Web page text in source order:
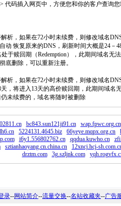
代码插入网页中，方便您和你的客户查询
析，如果在72小时未续费，则修改域名
动 恢复原来的DNS，刷新时间大概是24－
于赎回期（Redemption），此期间域名无
底删除，可以重新注册。
析，如果在72小时未续费，则修改域名
天，将进入13天的高价赎回期，此期间域名
未续费的，域名将随时被删除
bc843.sun121ji91.cn
wap.fpwc.org.cn
5224131.4645.biz 66yeye.mqpx.org.cn
i6y1.556802762.cn qqdua.kuwho.cn
sztianhaoyang.cn.china.cn
12xncj.hcj-
drztm.com
3g.szljnk.com
录--网站简介--流量交换--名站收藏夹--广告